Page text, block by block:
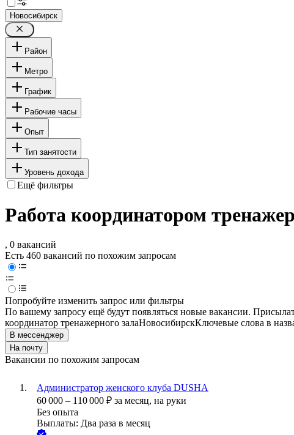
Новосибирск
Район
Метро
График
Рабочие часы
Опыт
Тип занятости
Уровень дохода
Ещё фильтры
Работа координатором
, 0 вакансий
Есть 460 вакансий по похожим запросам
Попробуйте изменить запрос или фильтры
По вашему запросу ещё будут появляться новые вакансии.
координатор тренажерного залаНовосибирскКлючевые слова в
В мессенджер
На почту
Вакансии по похожим запросам
Администратор женского клуба DUSHA
60 000 – 110 000 ₽ за месяц, на руки
Без опыта
Выплаты: Два раза в месяц